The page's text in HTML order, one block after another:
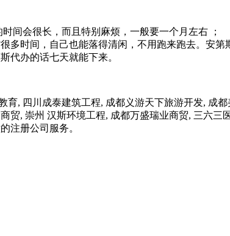
间会很长，而且特别麻烦，一般要一个月左右 ；
多时间，自己也能落得清闲，不用跑来跑去。安
代办的话七天就能下来。
四川成泰建筑工程, 成都义游天下旅游开发, 成
贸, 崇州 汉斯环境工程, 成都万盛瑞业商贸, 三六
注册公司服务。